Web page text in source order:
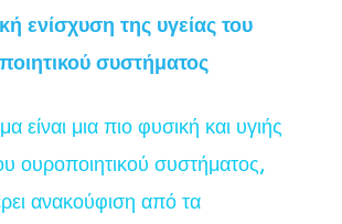
ενίσχυση της υγείας του
συστήματος
είναι μια πιο φυσική και υγιής
ουροποιητικού συστήματος,
ανακούφιση από τα